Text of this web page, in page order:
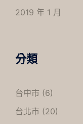
2019 年 1 月
分類
台中市 (6)
台北市 (20)